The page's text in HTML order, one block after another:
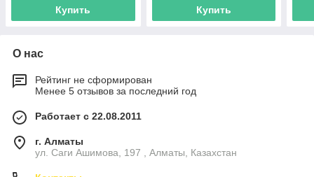
Купить Купить
О нас
Рейтинг не сформирован
Менее 5 отзывов за последний год
Работает с 22.08.2011
г. Алматы
ул. Саги Ашимова, 197 , Алматы, Казахстан